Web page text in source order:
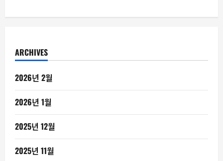
ARCHIVES
2026년 2월
2026년 1월
2025년 12월
2025년 11월